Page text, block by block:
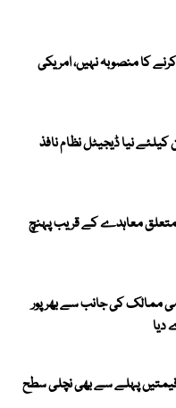
کرنے کا منصوبہ نہیں، امریکی
کیلئے نیا ڈیجیٹل نظام نافذ
متعلق معاہدے کے قریب پہنچ
ممالک کی جانب سے بھرپور
دیا
پہلے سے بھی نچلی سطح